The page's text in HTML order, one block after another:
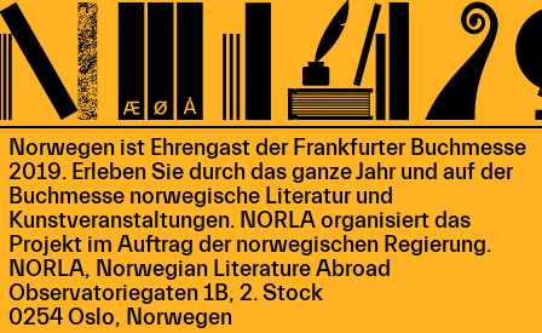
Norwegen ist Ehrengast der Frankfurter Buchmesse
2019. Erleben Sie durch das ganze Jahr und auf der
Buchmesse norwegische Literatur und
Kunstveranstaltungen. NORLA organisiert das
Projekt im Auftrag der norwegischen Regierung.
NORLA, Norwegian Literature Abroad
Observatoriegaten 1B, 2. Stock
0254 Oslo, Norwegen